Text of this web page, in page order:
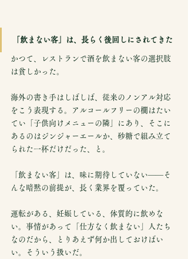
「飲まない客」は、長らく後回しにされてきた
かつて、レストランで酒を飲まない客の選択肢
は貧しかった。
海外の書き手はしばしば、従来のノンアル対応
をこう表現する。アルコールフリーの欄はたい
てい「子供向けメニューの隣」にあり、そこに
あるのはジンジャーエールか、砂糖で組み立て
られた一杯だけだった、と。
「飲まない客」は、味に期待していない——そ
んな暗黙の前提が、長く業界を覆っていた。
運転がある、妊娠している、体質的に飲めな
い。事情があって「仕方なく飲まない」人たち
なのだから、とりあえず何か出しておけばい
い。そういう扱いだ。